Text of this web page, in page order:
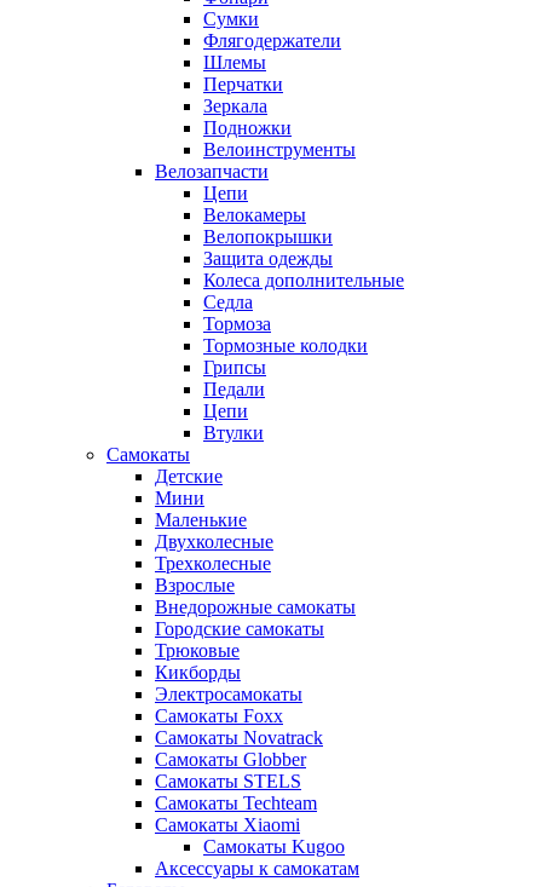
Сумки
Флягодержатели
Шлемы
Перчатки
Зеркала
Подножки
Велоинструменты
Велозапчасти
Цепи
Велокамеры
Велопокрышки
Защита одежды
Колеса дополнительные
Седла
Тормоза
Тормозные колодки
Грипсы
Педали
Цепи
Втулки
Самокаты
Детские
Мини
Маленькие
Двухколесные
Трехколесные
Взрослые
Внедорожные самокаты
Городские самокаты
Трюковые
Кикборды
Электросамокаты
Самокаты Foxx
Самокаты Novatrack
Самокаты Globber
Самокаты STELS
Самокаты Techteam
Самокаты Xiaomi
Самокаты Kugoo
Аксессуары к самокатам